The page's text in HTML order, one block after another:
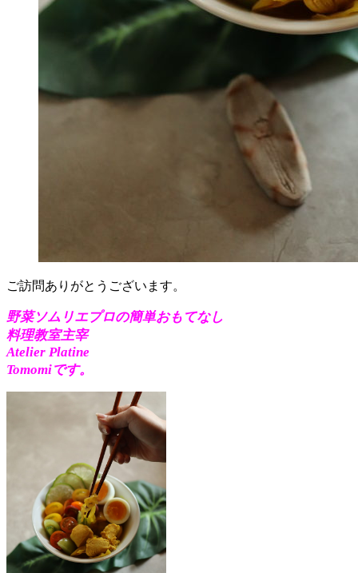
ご訪問ありがとうございます。
野菜ソムリエプロの簡単おもてなし
料理教室主宰
Atelier Platine
Tomomiです。